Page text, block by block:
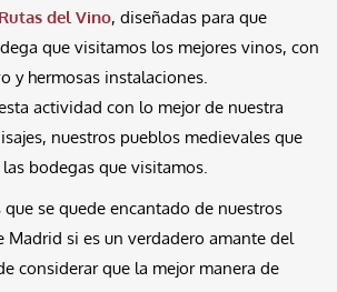
del Vino, diseñadas para que
que visitamos los mejores vinos, con
y hermosas instalaciones.
actividad con lo mejor de nuestra
nuestros pueblos medievales que
bodegas que visitamos.
se quede encantado de nuestros
Madrid si es un verdadero amante del
considerar que la mejor manera de